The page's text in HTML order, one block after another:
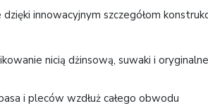
innowacyjnym szczegółom
nicią dżinsową, suwaki i oryginalne
i pleców wzdłuż całego obwodu